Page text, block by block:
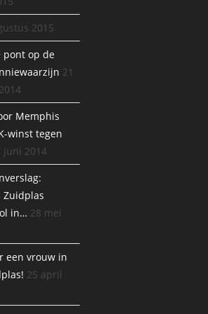
2015
pont op de
21
Memphis
winst tegen
juni 2014
Zuidplas
in… 28 mei
een vrouw in
25 april